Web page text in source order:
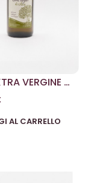
VERGINE DI
AL CARRELLO